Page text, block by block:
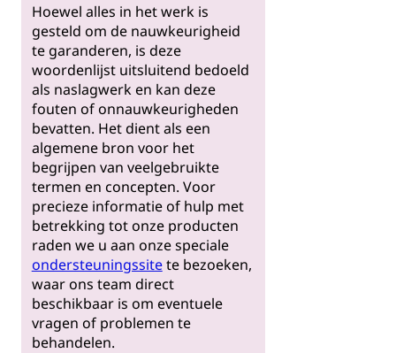
Hoewel alles in het werk is
gesteld om de nauwkeurigheid
te garanderen, is deze
woordenlijst uitsluitend bedoeld
als naslagwerk en kan deze
fouten of onnauwkeurigheden
bevatten. Het dient als een
algemene bron voor het
begrijpen van veelgebruikte
termen en concepten. Voor
precieze informatie of hulp met
betrekking tot onze producten
raden we u aan onze speciale
ondersteuningssitete bezoeken,
waar ons team direct
beschikbaar is om eventuele
vragen of problemen te
behandelen.